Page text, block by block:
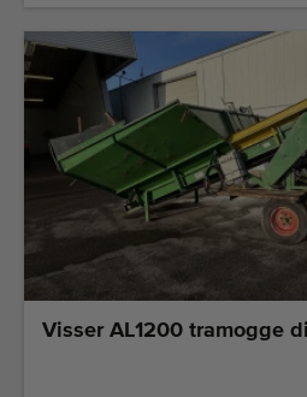
Visser AL1200 tramogge